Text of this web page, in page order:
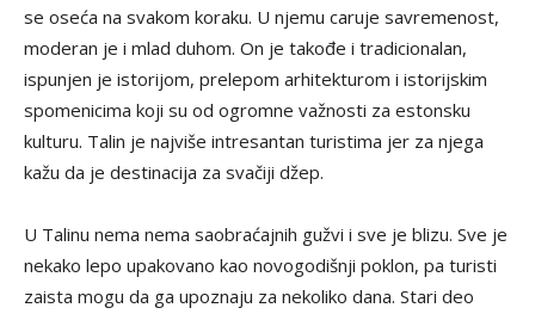
se oseća na svakom koraku. U njemu caruje savremenost,
moderan je i mlad duhom. On je takođe i tradicionalan,
ispunjen je istorijom, prelepom arhitekturom i istorijskim
spomenicima koji su od ogromne važnosti za estonsku
kulturu. Talin je najviše intresantan turistima jer za njega
kažu da je destinacija za svačiji džep.
U Talinu nema nema saobraćajnih gužvi i sve je blizu. Sve je
nekako lepo upakovano kao novogodišnji poklon, pa turisti
zaista mogu da ga upoznaju za nekoliko dana. Stari deo